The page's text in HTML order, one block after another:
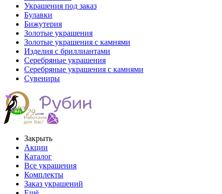
Украшения под заказ
Булавки
Бижутерия
Золотые украшения
Золотые украшения с камнями
Изделия с бриллиантами
Серебряные украшения
Серебряные украшения с камнями
Сувениры
Закрыть
Акции
Каталог
Все украшения
Комплекты
Заказ украшений